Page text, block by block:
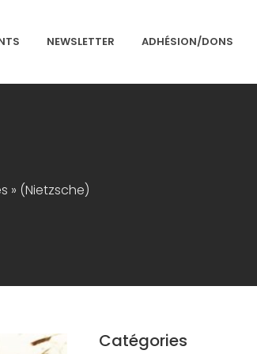
NEWSLETTER ADHÉSION/DONS
» (Nietzsche)
Catégories